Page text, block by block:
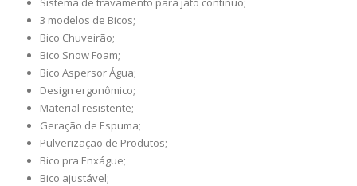
3 modelos de Bicos;
Bico Chuveirão;
Bico Snow Foam;
Bico Aspersor Água;
Design ergonômico;
Material resistente;
Geração de Espuma;
Pulverização de Produtos;
Bico pra Enxágue;
Bico ajustável;